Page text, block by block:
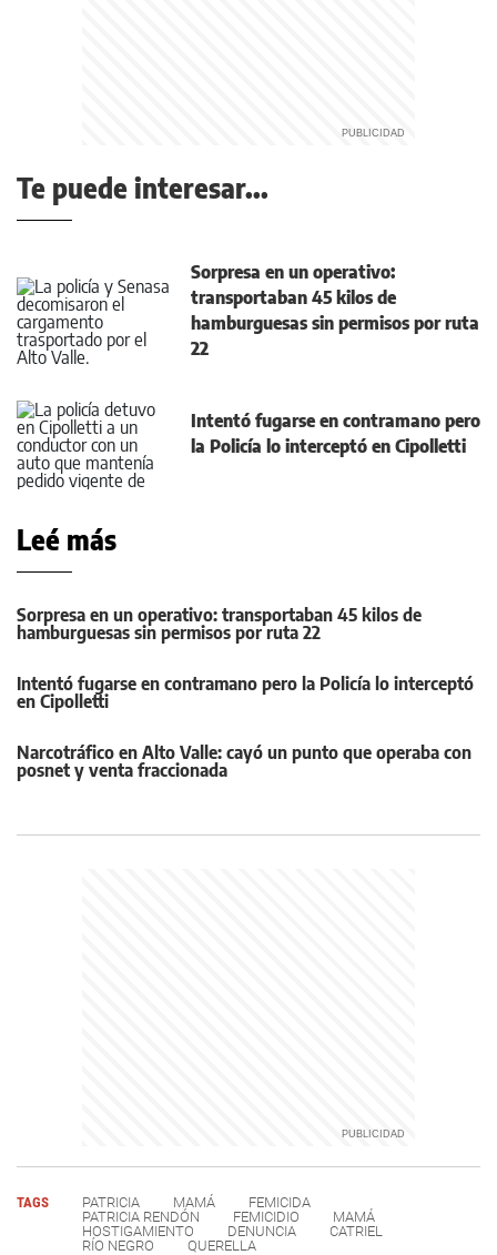
Te puede interesar...
Sorpresa en un operativo:
transportaban 45 kilos de
hamburguesas sin permisos por ruta
22
Intentó fugarse en contramano pero
la Policía lo interceptó en Cipolletti
Leé más
Sorpresa en un operativo: transportaban 45 kilos de
hamburguesas sin permisos por ruta 22
Intentó fugarse en contramano pero la Policía lo interceptó
en Cipolletti
Narcotráfico en Alto Valle: cayó un punto que operaba con
posnet y venta fraccionada
TAGS PATRICIA MAMÁ
FEMICIDA
PATRICIA RENDÓN
FEMICIDIO
MAMÁ
HOSTIGAMIENTO
DENUNCIA
CATRIEL
RÍO NEGRO
QUERELLA